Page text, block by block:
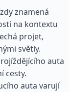
znamená
na kontextu
projet,
světly.
auta
cesty.
auta varují